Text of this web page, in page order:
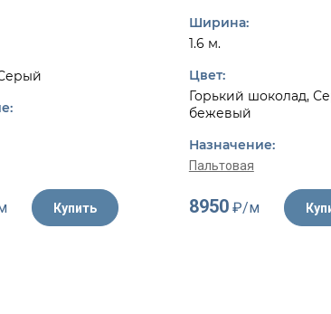
Купить
Ширина:
1.6 м.
Цвет:
Горький шоколад,
бежевый
Назначение:
Пальтовая
8950₽/м